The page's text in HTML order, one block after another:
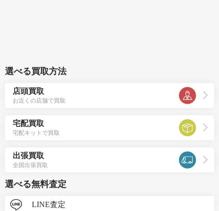
選べる買取方法
店頭買取
お近くの店舗で買取
宅配買取
宅配キットで買取
出張買取
全国出張買取
選べる無料査定
LINE査定